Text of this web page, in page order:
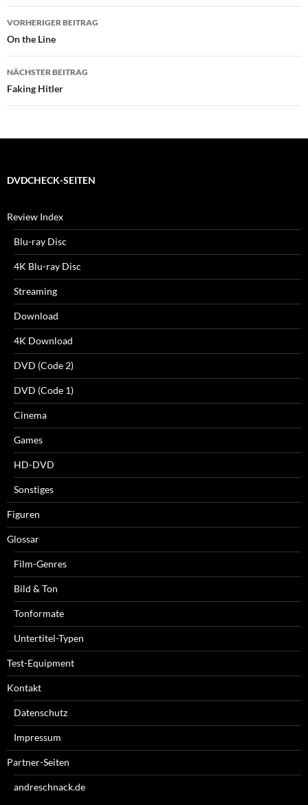
Beitragsnavigation
VORHERIGER BEITRAG
On the Line
NÄCHSTER BEITRAG
Faking Hitler
DVDCHECK-SEITEN
Review Index
Blu-ray Disc
4K Blu-ray Disc
Streaming
Download
4K Download
DVD (Code 2)
DVD (Code 1)
Cinema
Games
HD-DVD
Sonstiges
Figuren
Glossar
Film-Genres
Bild & Ton
Tonformate
Untertitel-Typen
Test-Equipment
Kontakt
Datenschutz
Impressum
Partner-Seiten
andreschnack.de